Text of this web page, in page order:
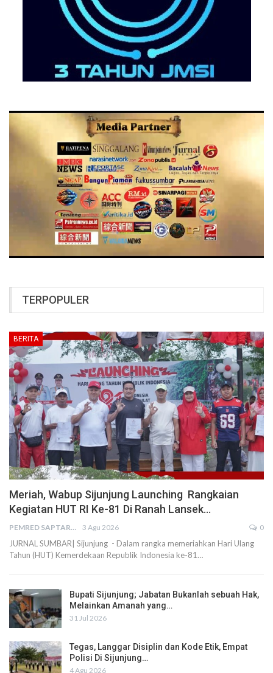
TERPOPULER
BERITA
Meriah, Wabup Sijunjung Launching Rangkaian
Kegiatan HUT RI Ke-81 Di Ranah Lansek…
PEMRED SAPTARIUS 3 Agu 2026 0
JURNAL SUMBAR| Sijunjung - Dalam rangka memeriahkan Hari Ulang
Tahun (HUT) Kemerdekaan Republik Indonesia ke-81…
Bupati Sijunjung; Jabatan Bukanlah sebuah Hak,
Melainkan Amanah yang…
31 Jul 2026
Tegas, Langgar Disiplin dan Kode Etik, Empat
Polisi Di Sijunjung…
4 Agu 2026